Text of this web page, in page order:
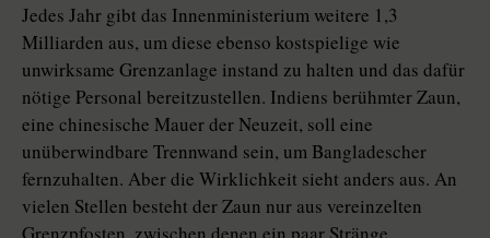
Jedes Jahr gibt das Innenministerium weitere 1,3
Milliarden aus, um diese ebenso kostspielige wie
unwirksame Grenzanlage instand zu halten und das dafür
nötige Personal bereitzustellen. Indiens berühmter Zaun,
eine chinesische Mauer der Neuzeit, soll eine
unüberwindbare Trennwand sein, um Bangladescher
fernzuhalten. Aber die Wirklichkeit sieht anders aus. An
vielen Stellen besteht der Zaun nur aus vereinzelten